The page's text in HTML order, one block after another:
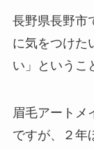
長野県長野市
に気をつけた
い」というこ
眉毛アートメ
ですが、２年